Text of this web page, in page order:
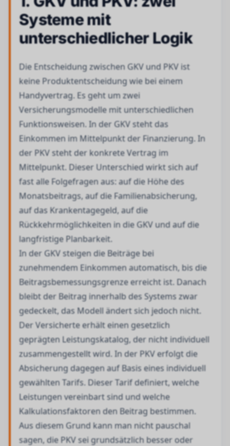
Systeme mit
unterschiedlicher Logik
Die Entscheidung zwischen GKV und PKV ist
keine Produktentscheidung wie bei einem
Handyvertrag. Es geht um zwei
Versicherungsmodelle mit unterschiedlichen
Funktionsweisen. In der GKV steht das
Einkommen im Mittelpunkt der Finanzierung. In
der PKV steht der konkrete Vertrag im
Mittelpunkt. Dieser Unterschied wirkt sich auf
fast alle Folgefragen aus: auf die Höhe des
Monatsbeitrags, auf die Familienabsicherung,
auf das Krankentagegeld, auf die
Rückkehrmöglichkeiten in die GKV und auf die
langfristige Planbarkeit.
In der GKV steigen die Beiträge bei
zunehmendem Einkommen automatisch, bis die
Beitragsbemessungsgrenze erreicht ist. Danach
bleibt der Beitrag innerhalb des Systems zwar
gedeckelt, das Modell ändert sich jedoch nicht.
Der Versicherte erhält einen gesetzlich
geprägten Leistungskatalog, der nicht individuell
zusammengestellt wird. In der PKV erfolgt die
Absicherung dagegen auf Basis eines individuell
gewählten Tarifs. Dieser Tarif definiert, welche
Leistungen vereinbart sind und welche
Kalkulationsfaktoren den Beitrag bestimmen.
Aus diesem Grund kann man nicht pauschal
sagen, die PKV sei grundsätzlich besser oder